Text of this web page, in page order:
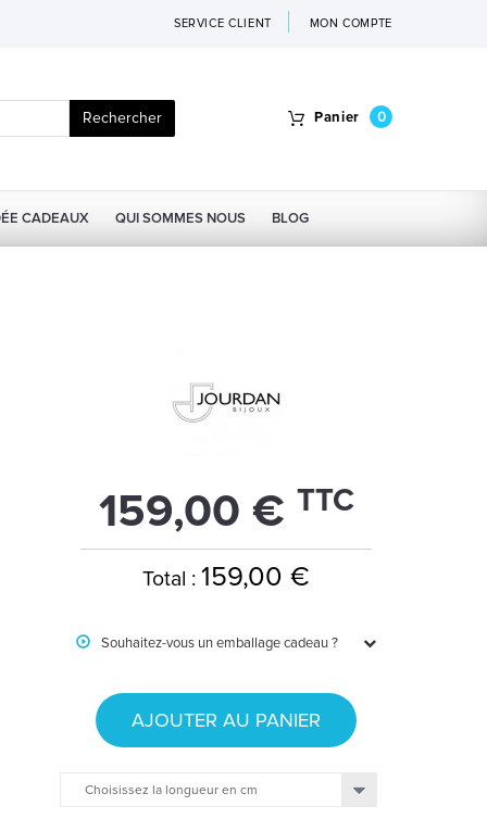
SERVICE CLIENT MON COMPTE
Rechercher Panier 0
CADEAUX QUI SOMMES NOUS BLOG
159,00 € TTC
Total : 159,00 €
Souhaitez-vous un emballage cadeau ?
AJOUTER AU PANIER
Choisissez la longueur en cm